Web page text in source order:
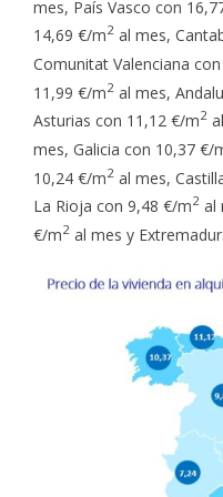
mes, País Vasco con
14,69 €/m2al mes,
Comunitat Valenciana
11,99 €/m2al mes,
Asturias con 11,12 €/m2
mes, Galicia con 10,37 €/
10,24 €/m2al mes,
La Rioja con 9,48 €/m2al
€/m2al mes y